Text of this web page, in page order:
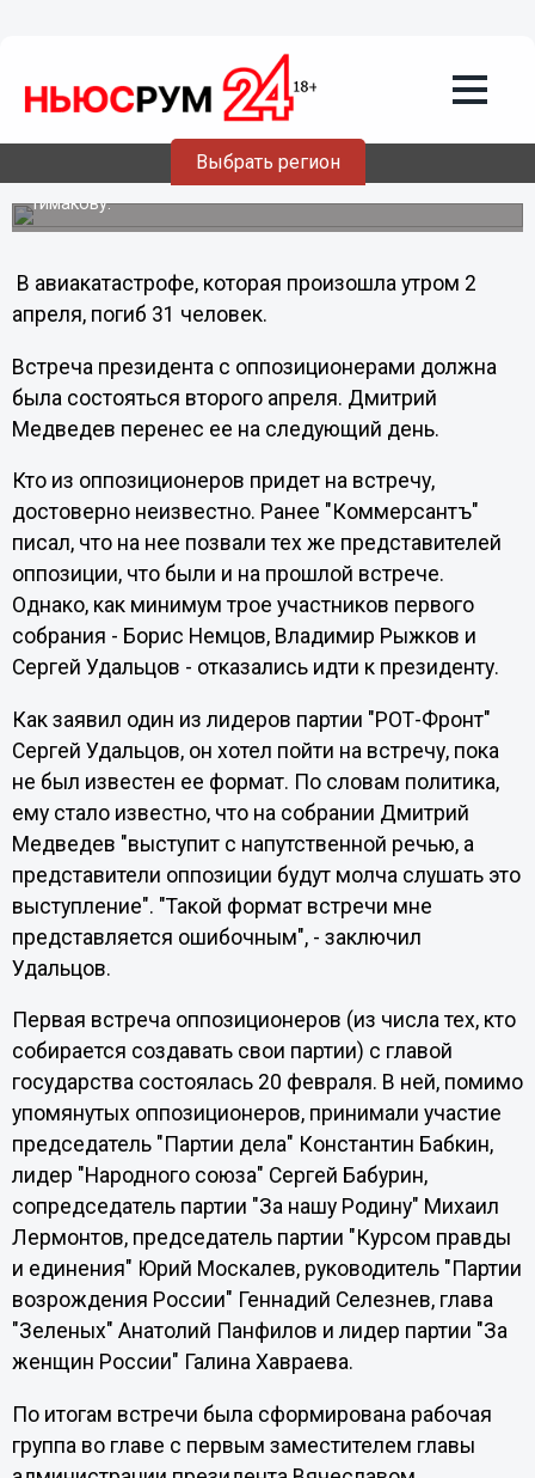
Выбрать регион
оппозицией из-за авиакатастрофы под
Тюменью
Президент России Дмитрий Медведев перенес встречу с
оппозицией в связи с авиакатастрофой ATR-72 компании
UTair под Тюменью, сообщает РИА Новости со ссылкой
на пресс-секретаря главы государства Наталью
Тимакову.
В авиакатастрофе, которая произошла утром 2
апреля, погиб 31 человек.
Встреча президента с оппозиционерами должна
была состояться второго апреля. Дмитрий
Медведев перенес ее на следующий день.
Кто из оппозиционеров придет на встречу,
достоверно неизвестно. Ранее "Коммерсантъ"
писал, что на нее позвали тех же представителей
оппозиции, что были и на прошлой встрече.
Однако, как минимум трое участников первого
собрания - Борис Немцов, Владимир Рыжков и
Сергей Удальцов - отказались идти к президенту.
Как заявил один из лидеров партии "РОТ-Фронт"
Сергей Удальцов, он хотел пойти на встречу, пока
не был известен ее формат. По словам политика,
ему стало известно, что на собрании Дмитрий
Медведев "выступит с напутственной речью, а
представители оппозиции будут молча слушать это
выступление". "Такой формат встречи мне
представляется ошибочным", - заключил
Удальцов.
Первая встреча оппозиционеров (из числа тех, кто
собирается создавать свои партии) с главой
государства состоялась 20 февраля. В ней, помимо
упомянутых оппозиционеров, принимали участие
председатель "Партии дела" Константин Бабкин,
лидер "Народного союза" Сергей Бабурин,
сопредседатель партии "За нашу Родину" Михаил
Лермонтов, председатель партии "Курсом правды
и единения" Юрий Москалев, руководитель "Партии
возрождения России" Геннадий Селезнев, глава
"Зеленых" Анатолий Панфилов и лидер партии "За
женщин России" Галина Хавраева.
По итогам встречи была сформирована рабочая
группа во главе с первым заместителем главы